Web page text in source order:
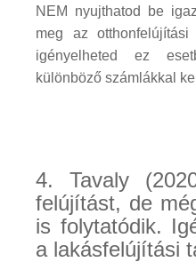
NEM nyujthatod be
meg az
igényelheted ez
különböző számlákkal
4. Tavaly
felújítást, de
is folytatódik.
a lakásfelújítási